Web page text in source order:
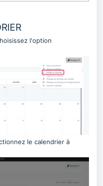
l'option
le calendrier à